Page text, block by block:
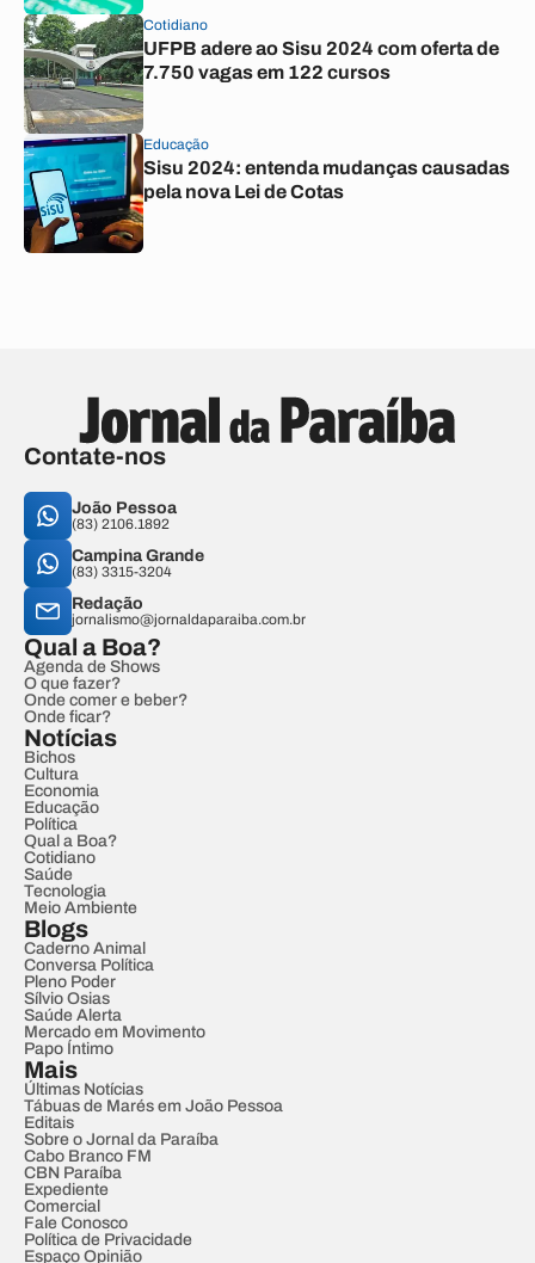
Cotidiano
UFPB adere ao Sisu 2024 com oferta de
7.750 vagas em 122 cursos
Educação
Sisu 2024: entenda mudanças causadas
pela nova Lei de Cotas
Contate-nos
João Pessoa
(83) 2106.1892
Campina Grande
(83) 3315-3204
Redação
jornalismo@jornaldaparaiba.com.br
Qual a Boa?
Agenda de Shows
O que fazer?
Onde comer e beber?
Onde ficar?
Notícias
Bichos
Cultura
Economia
Educação
Política
Qual a Boa?
Cotidiano
Saúde
Tecnologia
Meio Ambiente
Blogs
Caderno Animal
Conversa Política
Pleno Poder
Sílvio Osias
Saúde Alerta
Mercado em Movimento
Papo Íntimo
Mais
Últimas Notícias
Tábuas de Marés em João Pessoa
Editais
Sobre o Jornal da Paraíba
Cabo Branco FM
CBN Paraíba
Expediente
Comercial
Fale Conosco
Política de Privacidade
Espaço Opinião